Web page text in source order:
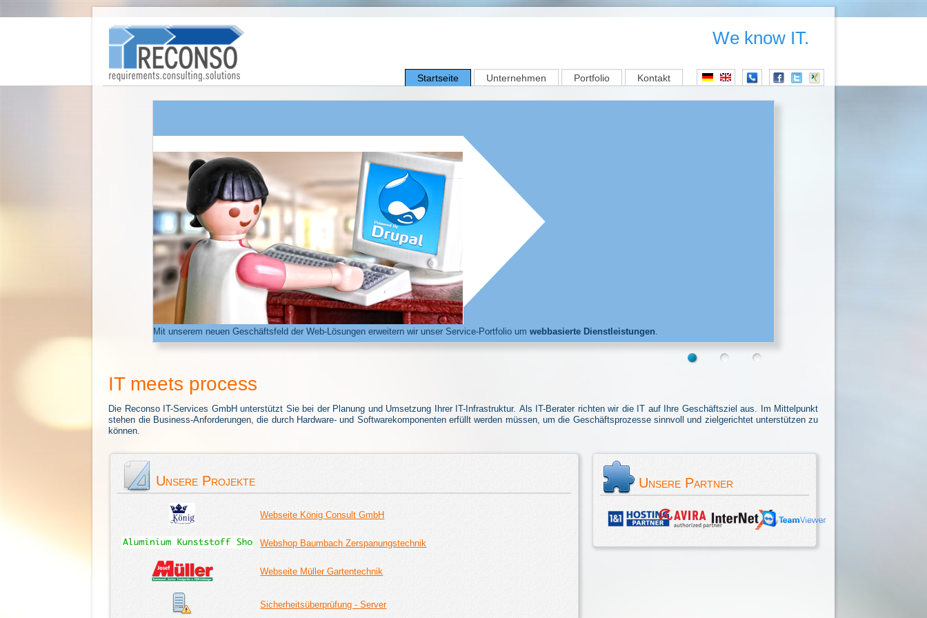
We know IT.
Startseite Unternehmen Portfolio Kontakt
Mit unserem neuen Geschäftsfeld der Web-Lösungen erweitern wir unser Service-Portfolio um webbasierte Dienstleistungen.
IT meets process
Die Reconso IT-Services GmbH unterstützt Sie bei der Planung und Umsetzung Ihrer IT-Infrastruktur. Als IT-Berater richten wir die IT auf Ihre Geschäftsziel aus. Im Mittelpunkt
stehen die Business-Anforderungen, die durch Hardware- und Softwarekomponenten erfüllt werden müssen, um die Geschäftsprozesse sinnvoll und zielgerichtet unterstützen zu
können.
Unsere Projekte
Webseite König Consult GmbH
Webshop Baumbach Zerspanungstechnik
Webseite Müller Gartentechnik
Sicherheitsüberprüfung - Server
Unsere Partner